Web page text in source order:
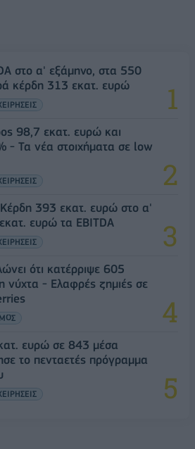
στο α' εξάμηνο, στα 550
κέρδη 313 εκατ. ευρώ
98,7 εκατ. ευρώ και
- Τα νέα στοιχήματα σε low
Κέρδη 393 εκατ. ευρώ στο α'
ευρώ τα EBITDA
ότι κατέρριψε 605
νύχτα - Ελαφρές ζημιές σε
ευρώ σε 843 μέσα
το πενταετές πρόγραμμα